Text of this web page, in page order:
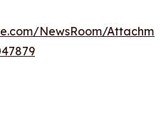
NewsRoom/